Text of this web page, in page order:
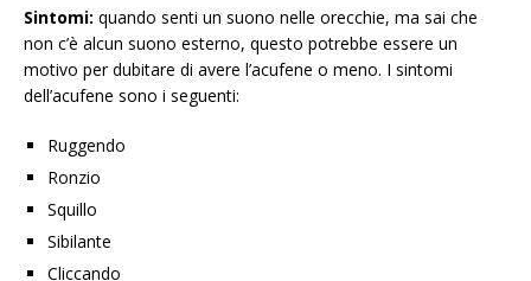
Sintomi: quando senti un suono nelle orecchie, ma sai che
non c’è alcun suono esterno, questo potrebbe essere un
motivo per dubitare di avere l’acufene o meno. I sintomi
dell’acufene sono i seguenti:
Ruggendo
Ronzio
Squillo
Sibilante
Cliccando